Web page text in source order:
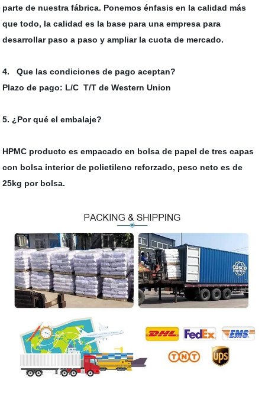
parte de nuestra fábrica. Ponemos énfasis en la calidad más
que todo, la calidad es la base para una empresa para
desarrollar paso a paso y ampliar la cuota de mercado.
4. Que las condiciones de pago aceptan?
Plazo de pago: L/C T/T de Western Union
5. ¿Por qué el embalaje?
HPMC producto es empacado en bolsa de papel de tres capas
con bolsa interior de polietileno reforzado, peso neto es de
25kg por bolsa.